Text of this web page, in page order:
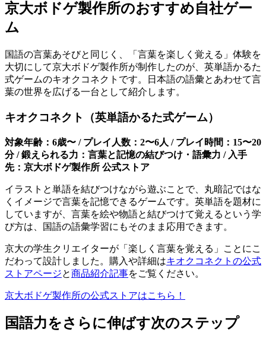
京大ボドゲ製作所のおすすめ自社ゲー
ム
国語の言葉あそびと同じく、「言葉を楽しく覚える」体験を
大切にして京大ボドゲ製作所が制作したのが、英単語かるた
式ゲームのキオクコネクトです。日本語の語彙とあわせて言
葉の世界を広げる一台として紹介します。
キオクコネクト（英単語かるた式ゲーム）
対象年齢：6歳〜 / プレイ人数：2〜6人 / プレイ時間：15〜20
分 / 鍛えられる力：言葉と記憶の結びつけ・語彙力 / 入手
先：京大ボドゲ製作所 公式ストア
イラストと単語を結びつけながら遊ぶことで、丸暗記ではな
くイメージで言葉を記憶できるゲームです。英単語を題材に
していますが、言葉を絵や物語と結びつけて覚えるという学
び方は、国語の語彙学習にもそのまま応用できます。
京大の学生クリエイターが「楽しく言葉を覚える」ことにこ
だわって設計しました。購入や詳細はキオクコネクトの公式
ストアページと商品紹介記事をご覧ください。
京大ボドゲ製作所の公式ストアはこちら！
国語力をさらに伸ばす次のステップ